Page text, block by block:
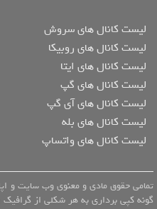
لیست کانال های سروش
لیست کانال های روبیکا
لیست کانال های ایتا
لیست کانال های گپ
لیست کانال های آی گپ
لیست کانال های بله
لیست کانال های واتساپ
تمامی حقوق مادی و معنوی وب سایت و
گونه کپی برداری به هر شکلی از